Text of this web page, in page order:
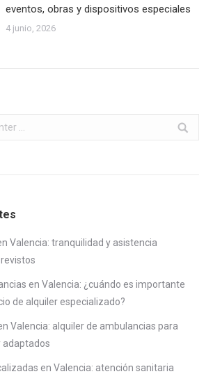
eventos, obras y dispositivos especiales
4 junio, 2026
Valencia: tranquilidad y asistencia
en Valencia: ¿cuándo es importante
de alquiler especializado?
Valencia: alquiler de ambulancias para
adaptados
en Valencia: atención sanitaria